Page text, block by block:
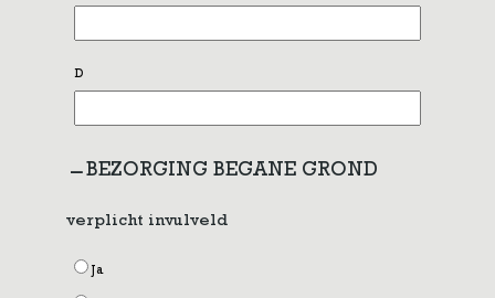
D
BEZORGING BEGANE GROND
verplicht invulveld
Ja